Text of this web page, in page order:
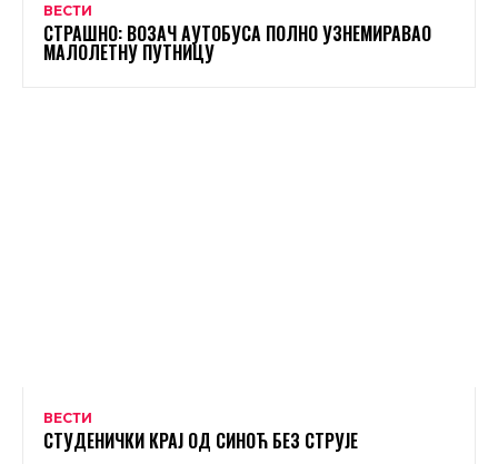
ВЕСТИ
СТРАШНО: ВОЗАЧ АУТОБУСА ПОЛНО УЗНЕМИРАВАО
МАЛОЛЕТНУ ПУТНИЦУ
ВЕСТИ
СТУДЕНИЧКИ КРАЈ ОД СИНОЋ БЕЗ СТРУЈЕ